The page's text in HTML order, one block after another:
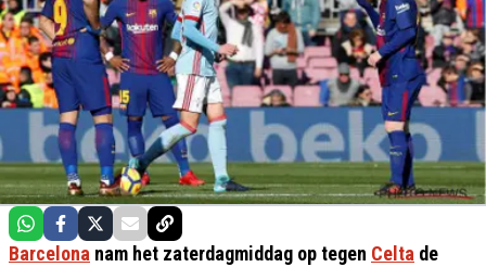
Barcelona nam het zaterdagmiddag op tegen Celta de